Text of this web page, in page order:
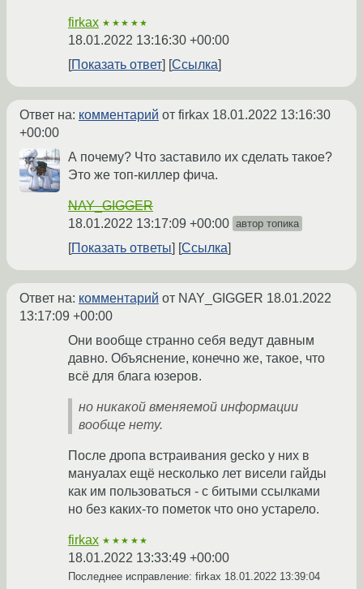
firkax ★★★★★
18.01.2022 13:16:30 +00:00
Показать ответ
Ссылка
Ответ на: комментарий от firkax 18.01.2022 13:16:30
+00:00
А почему? Что заставило их сделать такое?
Это же топ-киллер фича.
NAY_GIGGER
18.01.2022 13:17:09 +00:00 автор топика
Показать ответы Ссылка
Ответ на: комментарий от NAY_GIGGER 18.01.2022
13:17:09 +00:00
Они вообще странно себя ведут давным
давно. Объяснение, конечно же, такое, что
всё для блага юзеров.
но никакой вменяемой информации
вообще нету.
После дропа встраивания gecko у них в
мануалах ещё несколько лет висели гайды
как им пользоваться - с битыми ссылками
но без каких-то пометок что оно устарело.
firkax ★★★★★
18.01.2022 13:33:49 +00:00
Последнее исправление: firkax 18.01.2022 13:39:04